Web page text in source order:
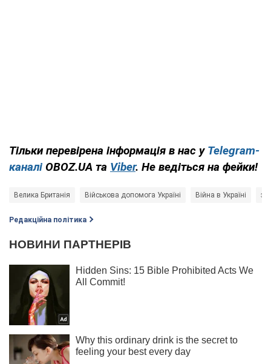
Тільки перевірена інформація в нас у Telegram-
каналі OBOZ.UA та Viber. Не ведіться на фейки!
Велика Британія Військова допомога Україні Війна в Україні
Редакційна політика